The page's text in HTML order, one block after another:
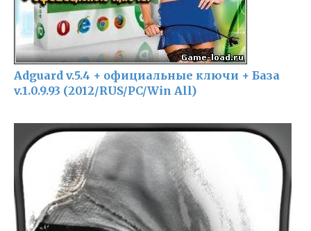
Adguard v.5.4 + официальные ключи + База
v.1.0.9.93 (2012/RUS/PC/Win All)